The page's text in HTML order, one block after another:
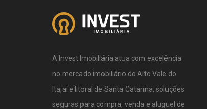
A Invest Imobiliária atua com excelência
no mercado imobiliário do Alto Vale do
Itajaí e litoral de Santa Catarina, soluções
seguras para compra, venda e aluguel de